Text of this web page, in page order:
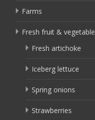
Farms
Fresh fruit & vegetable
Fresh artichoke
Iceberg lettuce
Spring onions
Strawberries